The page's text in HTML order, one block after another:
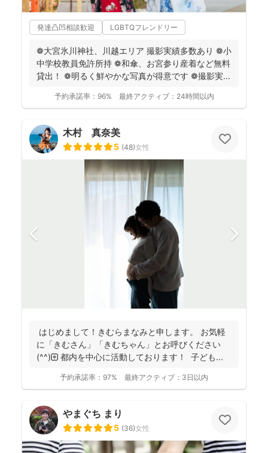
発達凸凹相談歓迎 LGBTQフレンドリー
❁大宮氷川神社、川越エリア 撮影実績多数あり ❁小
中学校教員免許所持 ❁和傘、お宮参り産着など無料
貸出！ ❁明るく鮮やかな写真が得意です ❁撮影実...
予約承諾率： 96% 最終アクティブ： 24時間以内
木村 真奈美
5 (48)女性
はじめまして！きむらまなみと申します。 お気軽
に「きむさん」「きむちゃん」とお呼びください
(^^)🌼 都内を中心に活動しております！ 子ども...
予約承諾率： 97% 最終アクティブ： 3日以内
やまぐち まり
5 (36)女性